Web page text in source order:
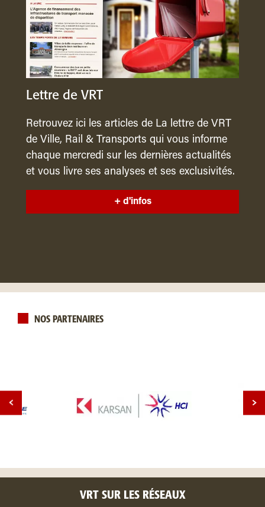
Lettre de VRT
Retrouvez ici les articles de La lettre de VRT
de Ville, Rail & Transports qui vous informe
chaque mercredi sur les dernières actualités
et vous livre ses analyses et ses exclusivités.
+ d'infos
NOS PARTENAIRES
VRT SUR LES RÉSEAUX